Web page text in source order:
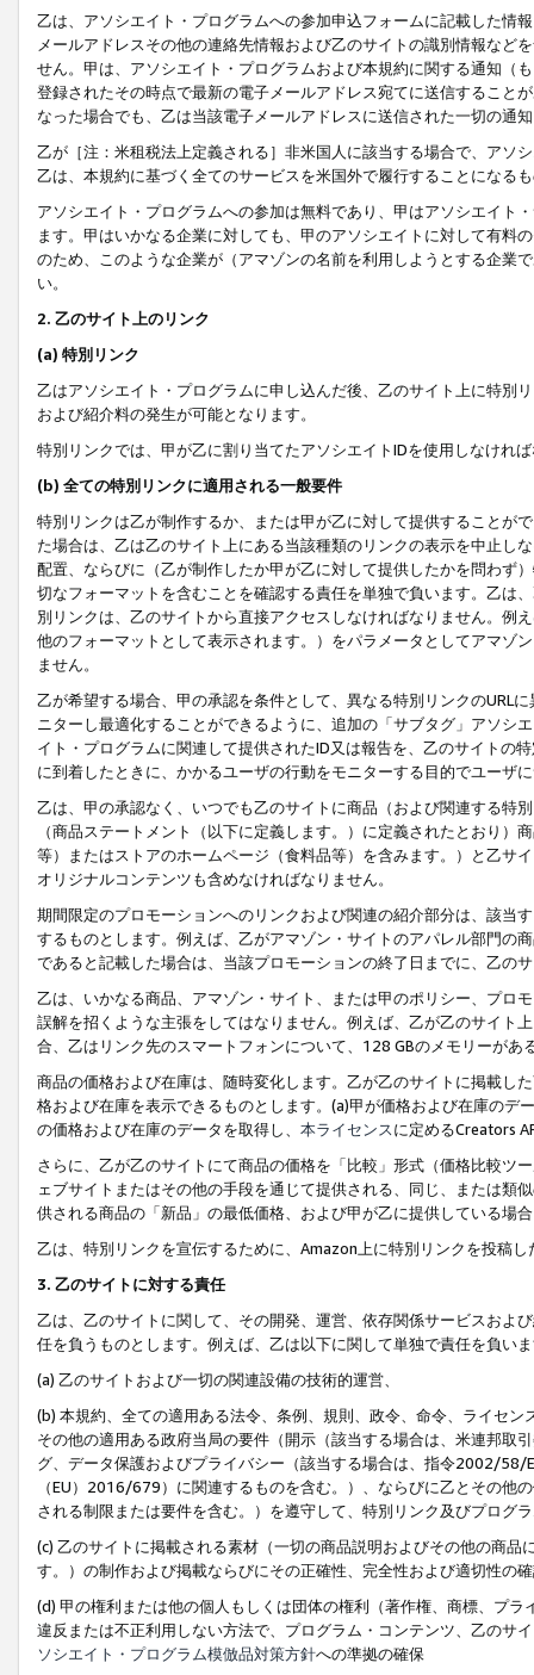
乙は、アソシエイト・プログラムへの参加申込フォームに記載した情
メールアドレスその他の連絡先情報および乙のサイトの識別情報など
せん。甲は、アソシエイト・プログラムおよび本規約に関する通知（
登録されたその時点で最新の電子メールアドレス宛てに送信すること
なった場合でも、乙は当該電子メールアドレスに送信された一切の通
乙が［注：米租税法上定義される］非米国人に該当する場合で、アソ
乙は、本規約に基づく全てのサービスを米国外で履行することになる
アソシエイト・プログラムへの参加は無料であり、甲はアソシエイト
ます。甲はいかなる企業に対しても、甲のアソシエイトに対して有料
のため、このような企業が（アマゾンの名前を利用しようとする企業
い。
2. 乙のサイト上のリンク
(a) 特別リンク
乙はアソシエイト・プログラムに申し込んだ後、乙のサイト上に特別
および紹介料の発生が可能となります。
特別リンクでは、甲が乙に割り当てたアソシエイトIDを使用しなけれ
(b) 全ての特別リンクに適用される一般要件
特別リンクは乙が制作するか、または甲が乙に対して提供することが
た場合は、乙は乙のサイト上にある当該種類のリンクの表示を中止し
配置、ならびに（乙が制作したか甲が乙に対して提供したかを問わず
切なフォーマットを含むことを確認する責任を単独で負います。乙は
別リンクは、乙のサイトから直接アクセスしなければなりません。例
他のフォーマットとして表示されます。）をパラメータとしてアマゾ
ません。
乙が希望する場合、甲の承認を条件として、異なる特別リンクのURL
ニターし最適化することができるように、追加の「サブタグ」アソシ
イト・プログラムに関連して提供されたID又は報告を、乙のサイトの
に到着したときに、かかるユーザの行動をモニターする目的でユーザ
乙は、甲の承認なく、いつでも乙のサイトに商品（および関連する特
（商品ステートメント（以下に定義します。）に定義されたとおり
等）またはストアのホームページ（食料品等）を含みます。）と乙サ
オリジナルコンテンツも含めなければなりません。
期間限定のプロモーションへのリンクおよび関連の紹介部分は、該当
するものとします。例えば、乙がアマゾン・サイトのアパレル部門の
であると記載した場合は、当該プロモーションの終了日までに、乙の
乙は、いかなる商品、アマゾン・サイト、または甲のポリシー、プロ
誤解を招くような主張をしてはなりません。例えば、乙が乙のサイト
合、乙はリンク先のスマートフォンについて、128 GBのメモリーがあ
商品の価格および在庫は、随時変化します。乙が乙のサイトに掲載し
格および在庫を表示できるものとします。(a)甲が価格および在庫の
の価格および在庫のデータを取得し、 本ライセンスに定めるCreators
さらに、乙が乙のサイトにて商品の価格を「比較」形式（価格比較ツ
ェブサイトまたはその他の手段を通じて提供される、同じ、または類
供される商品の「新品」の最低価格、および甲が乙に提供している場
乙は、特別リンクを宣伝するために、Amazon上に特別リンクを投稿
3. 乙のサイトに対する責任
乙は、乙のサイトに関して、その開発、運営、依存関係サービスおよ
任を負うものとします。例えば、乙は以下に関して単独で責任を負い
(a) 乙のサイトおよび一切の関連設備の技術的運営、
(b) 本規約、全ての適用ある法令、条例、規則、政令、命令、ライセ
その他の適用ある政府当局の要件（開示（該当する場合は、米連邦取
グ、データ保護およびプライバシー（該当する場合は、指令2002/58/
（EU）2016/679）に関連するものを含む。）、ならびに乙とその他
される制限または要件を含む。）を遵守して、特別リンク及びプログ
(c) 乙のサイトに掲載される素材（一切の商品説明およびその他の商
す。）の制作および掲載ならびにその正確性、完全性および適切性の
(d) 甲の権利または他の個人もしくは団体の権利（著作権、商標、プ
違反または不正利用しない方法で、プログラム・コンテンツ、乙のサ
ソシエイト・プログラム模倣品対策方針への準拠の確保